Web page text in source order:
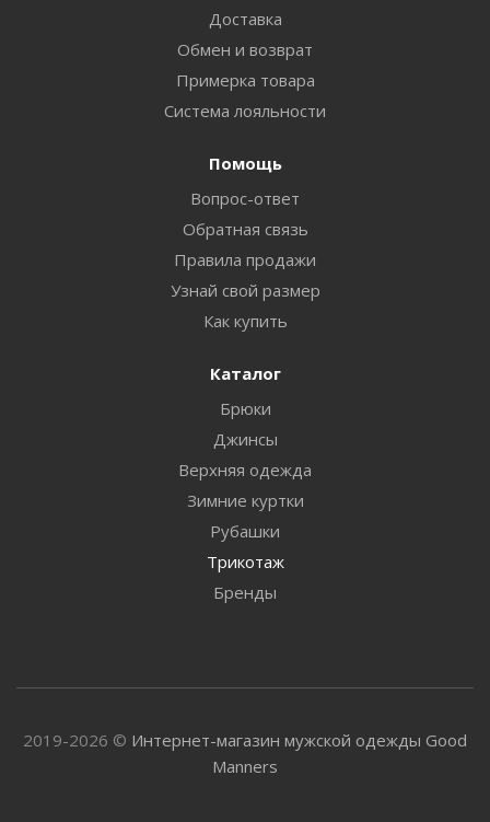
Доставка
Обмен и возврат
Примерка товара
Система лояльности
Помощь
Вопрос-ответ
Обратная связь
Правила продажи
Узнай свой размер
Как купить
Каталог
Брюки
Джинсы
Верхняя одежда
Зимние куртки
Рубашки
Трикотаж
Бренды
2019-2026 © Интернет-магазин мужской одежды Good
Manners